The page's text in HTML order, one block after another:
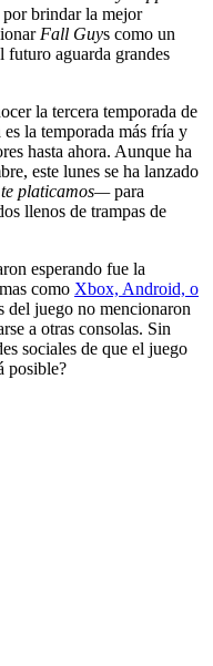
brindar la mejor
Fall Guys como un
futuro aguarda grandes
la tercera temporada de
la temporada más fría y
hasta ahora. Aunque ha
este lunes se ha lanzado
te platicamos—para
llenos de trampas de
esperando fue la
como Xbox, Android, o
del juego no mencionaron
a otras consolas. Sin
sociales de que el juego
posible?